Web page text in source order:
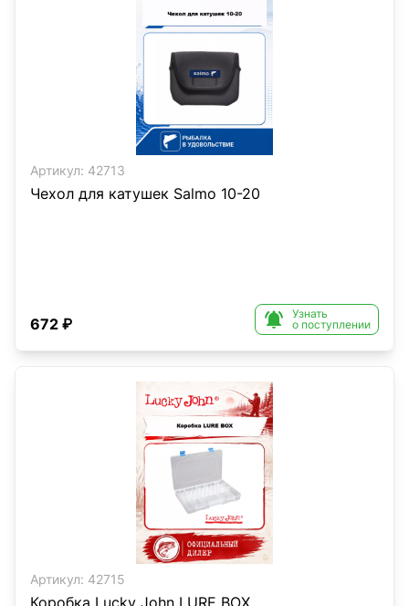
Артикул: 42713
Чехол для катушек Salmo 10-20
672 ₽ 
Узнать
о поступлении
Артикул: 42715
Коробка Lucky John LURE BOX